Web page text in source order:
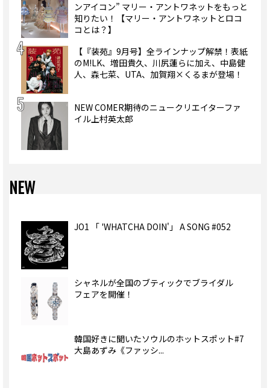
ンアイコン” マリー・アントワネットをもっと
知りたい！【マリー・アントワネットとロコ
コとは？】
【『装苑』9月号】全ラインナップ解禁！表紙
のM!LK、増田貴久、川尻蓮らに加え、中島健
人、森七菜、UTA、加賀翔×くるまが登場！
NEW COMER期待のニュークリエイターファ
イル上村英太郎
NEW
JO1 「 'WHATCHA DOIN'」 A SONG #052
シャネルが全国のブティックでブライダル
フェアを開催！
韓国好きに聞いたソウルのホットスポット#7
大島あずみ《ファッシ...